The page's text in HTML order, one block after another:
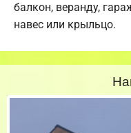
балкон, веранду,
навес или крыльцо.